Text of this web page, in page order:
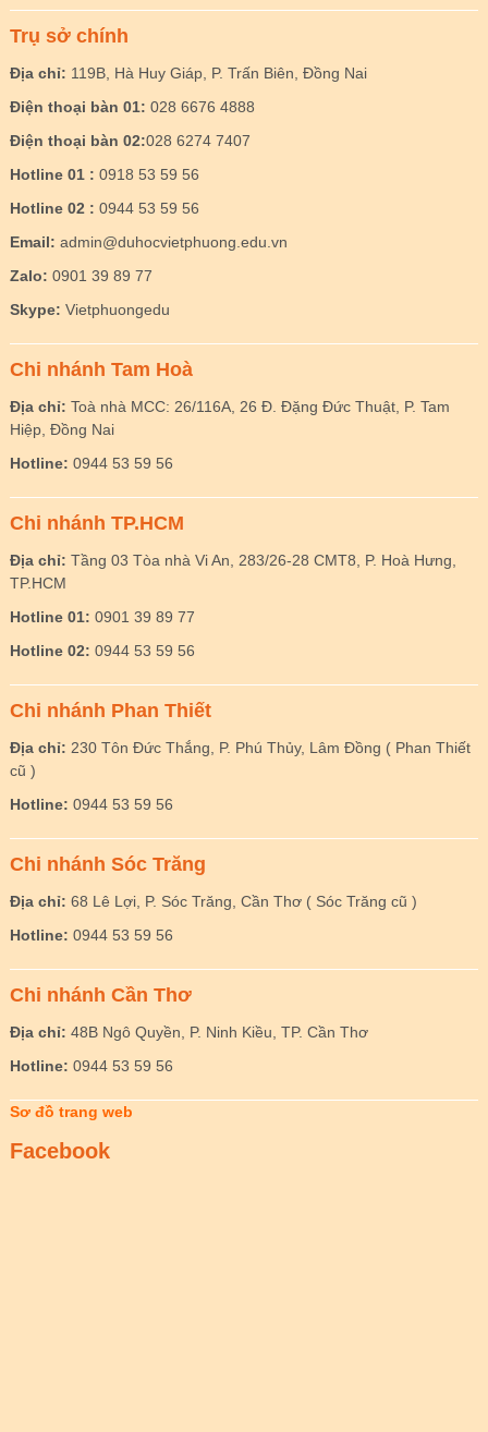
Trụ sở chính
Địa chỉ: 119B, Hà Huy Giáp, P. Trấn Biên, Đồng Nai
Điện thoại bàn 01: 028 6676 4888
Điện thoại bàn 02:028 6274 7407
Hotline 01 : 0918 53 59 56
Hotline 02 : 0944 53 59 56
Email: admin@duhocvietphuong.edu.vn
Zalo: 0901 39 89 77
Skype: Vietphuongedu
Chi nhánh Tam Hoà
Địa chỉ: Toà nhà MCC: 26/116A, 26 Đ. Đặng Đức Thuật, P. Tam
Hiệp, Đồng Nai
Hotline: 0944 53 59 56
Chi nhánh TP.HCM
Địa chỉ: Tầng 03 Tòa nhà Vi An, 283/26-28 CMT8, P. Hoà Hưng,
TP.HCM
Hotline 01: 0901 39 89 77
Hotline 02: 0944 53 59 56
Chi nhánh Phan Thiết
Địa chỉ: 230 Tôn Đức Thắng, P. Phú Thủy, Lâm Đồng ( Phan Thiết
cũ )
Hotline: 0944 53 59 56
Chi nhánh Sóc Trăng
Địa chỉ: 68 Lê Lợi, P. Sóc Trăng, Cần Thơ ( Sóc Trăng cũ )
Hotline: 0944 53 59 56
Chi nhánh Cần Thơ
Địa chỉ: 48B Ngô Quyền, P. Ninh Kiều, TP. Cần Thơ
Hotline: 0944 53 59 56
Sơ đồ trang web
Facebook